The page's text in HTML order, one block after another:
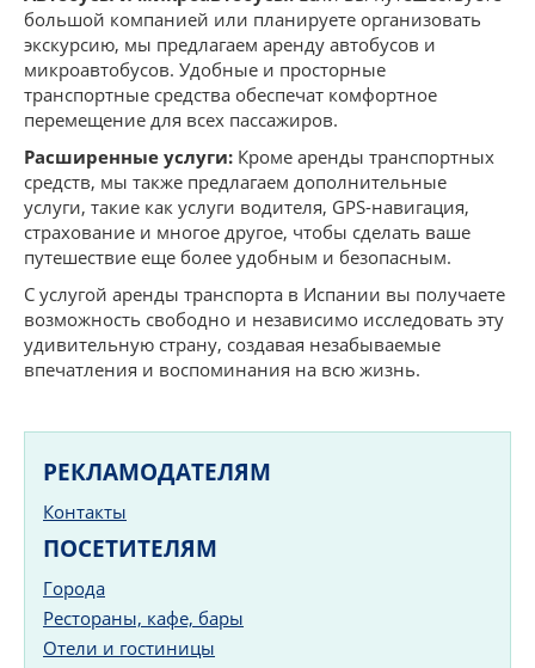
большой компанией или планируете организовать
экскурсию, мы предлагаем аренду автобусов и
микроавтобусов. Удобные и просторные
транспортные средства обеспечат комфортное
перемещение для всех пассажиров.
Расширенные услуги: Кроме аренды транспортных
средств, мы также предлагаем дополнительные
услуги, такие как услуги водителя, GPS-навигация,
страхование и многое другое, чтобы сделать ваше
путешествие еще более удобным и безопасным.
С услугой аренды транспорта в Испании вы получаете
возможность свободно и независимо исследовать эту
удивительную страну, создавая незабываемые
впечатления и воспоминания на всю жизнь.
РЕКЛАМОДАТЕЛЯМ
Контакты
ПОСЕТИТЕЛЯМ
Города
Рестораны, кафе, бары
Отели и гостиницы